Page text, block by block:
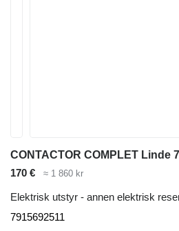
170 € ≈ 1 860 kr
Elektrisk utstyr - annen elektrisk
7915692511